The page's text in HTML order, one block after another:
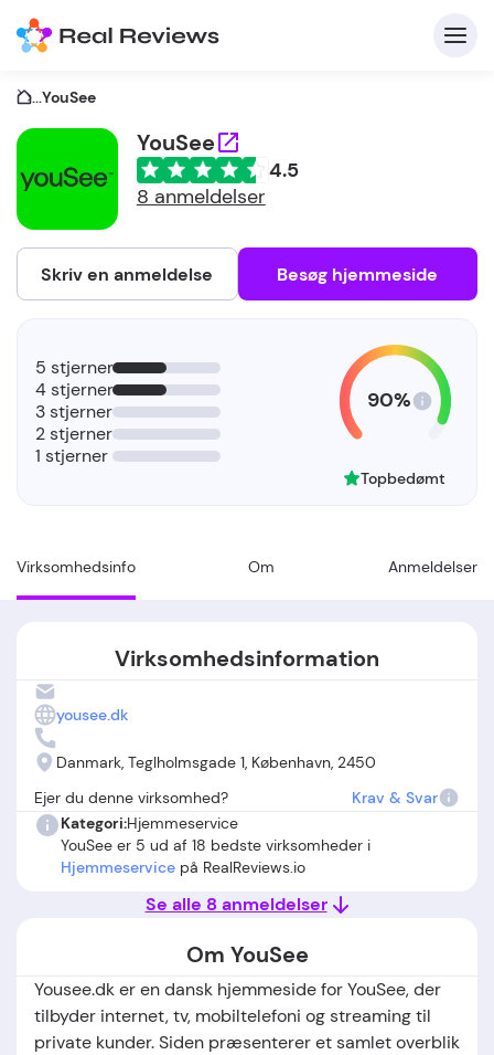
...YouSee
YouSee
4.5
8 anmeldelser
Skriv en anmeldelse Besøg hjemmeside
Virksomhedsinfo Om Anmeldelser
5 stjerner
4 stjerner
3 stjerner
2 stjerner
1 stjerner
90%
Topbedømt
Virksomhedsinformation
yousee.dk
Danmark, Teglholmsgade 1, København, 2450
Ejer du denne virksomhed?
Krav & Svar
Kategori:Hjemmeservice
YouSee er 5 ud af 18 bedste virksomheder i
Hjemmeservice på RealReviews.io
Se alle 8 anmeldelser
Om YouSee
Yousee.dk er en dansk hjemmeside for YouSee, der
tilbyder internet, tv, mobiltelefoni og streaming til
private kunder. Siden præsenterer et samlet overblik